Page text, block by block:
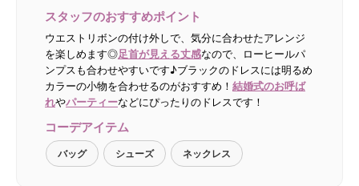
スタッフのおすすめポイント
ウエストリボンの付け外しで、気分に合わせたアレンジ
を楽しめます◎足首が見える丈感なので、ローヒールパ
ンプスも合わせやすいです♪ブラックのドレスには明るめ
カラーの小物を合わせるのがおすすめ！ 結婚式のお呼ば
れやパーティーなどにぴったりのドレスです！
コーデアイテム
バッグ シューズ ネックレス